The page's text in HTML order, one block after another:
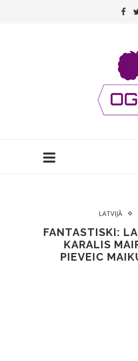
LATVIJĀ
FANTASTISKI:
KARALIS
PIEVEIC